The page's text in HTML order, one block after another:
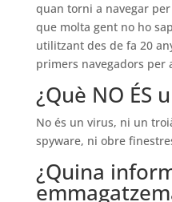
quan torni a navegar
que molta gent no ho
utilitzant des de fa 20
primers navegadors per
¿Què NO ÉS
No és un virus, ni un
spyware, ni obre
¿Quina